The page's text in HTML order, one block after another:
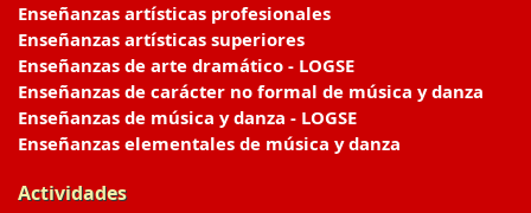
Enseñanzas artísticas profesionales
Enseñanzas artísticas superiores
Enseñanzas de arte dramático - LOGSE
Enseñanzas de carácter no formal de música y danza
Enseñanzas de música y danza - LOGSE
Enseñanzas elementales de música y danza
Actividades